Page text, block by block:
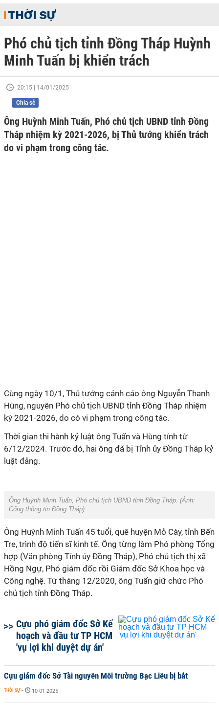
THỜI SỰ
Phó chủ tịch tỉnh Đồng Tháp Huỳnh
Minh Tuấn bị khiển trách
20:15 | 14/01/2025
Chia sẻ
Ông Huỳnh Minh Tuấn, Phó chủ tịch UBND tỉnh Đồng
Tháp nhiệm kỳ 2021-2026, bị Thủ tướng khiển trách
do vi phạm trong công tác.
Cùng ngày 10/1, Thủ tướng cảnh cáo ông Nguyễn Thanh
Hùng, nguyên Phó chủ tịch UBND tỉnh Đồng Tháp nhiệm
kỳ 2021-2026, do có vi phạm trong công tác.
Thời gian thi hành kỷ luật ông Tuấn và Hùng tính từ
6/12/2024. Trước đó, hai ông đã bị Tỉnh ủy Đồng Tháp kỷ
luật đảng.
Ông Huỳnh Minh Tuấn, Phó chủ tịch UBND tỉnh Đồng Tháp. (Ảnh:
Cổng thông tin Đồng Tháp).
Ông Huỳnh Minh Tuấn 45 tuổi, quê huyện Mỏ Cày, tỉnh Bến
Tre, trình độ tiến sĩ kinh tế. Ông từng làm Phó phòng Tổng
hợp (Văn phòng Tỉnh ủy Đồng Tháp), Phó chủ tịch thị xã
Hồng Ngự, Phó giám đốc rồi Giám đốc Sở Khoa học và
Công nghệ. Từ tháng 12/2020, ông Tuấn giữ chức Phó
chủ tịch tỉnh Đồng Tháp.
Cựu phó giám đốc Sở Kế
hoạch và đầu tư TP HCM
'vụ lợi khi duyệt dự án'
Cựu giám đốc Sở Tài nguyên Môi trường Bạc Liêu bị bắt
THỜI SỰ - 10-01-2025